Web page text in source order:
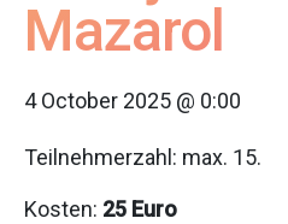
Mazarol
4 October 2025 @ 0:00
Teilnehmerzahl: max. 15.
Kosten: 25 Euro